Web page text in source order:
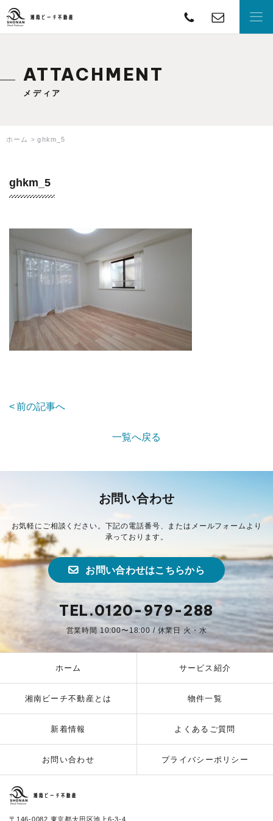
湘南ビーチ不動産
ATTACHMENT
メディア
ホーム ghkm_5
ghkm_5
前の記事へ
一覧へ戻る
お問い合わせ
お気軽にご相談ください。下記の電話番号、またはメールフォームより
承っております。
お問い合わせはこちらから
TEL.0120-979-288
営業時間 10:00〜18:00 / 休業日 火・水
〒146-0082 東京都大田区池上6-3-4
ホーム サービス紹介
湘南ビーチ不動産とは 物件一覧
新着情報 よくあるご質問
お問い合わせ プライバシーポリシー